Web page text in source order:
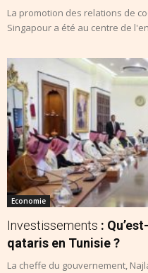
La promotion des relations de
Singapour a été au centre de
Economie
Investissements :
qataris en Tunisie ?
La cheffe du gouvernement,